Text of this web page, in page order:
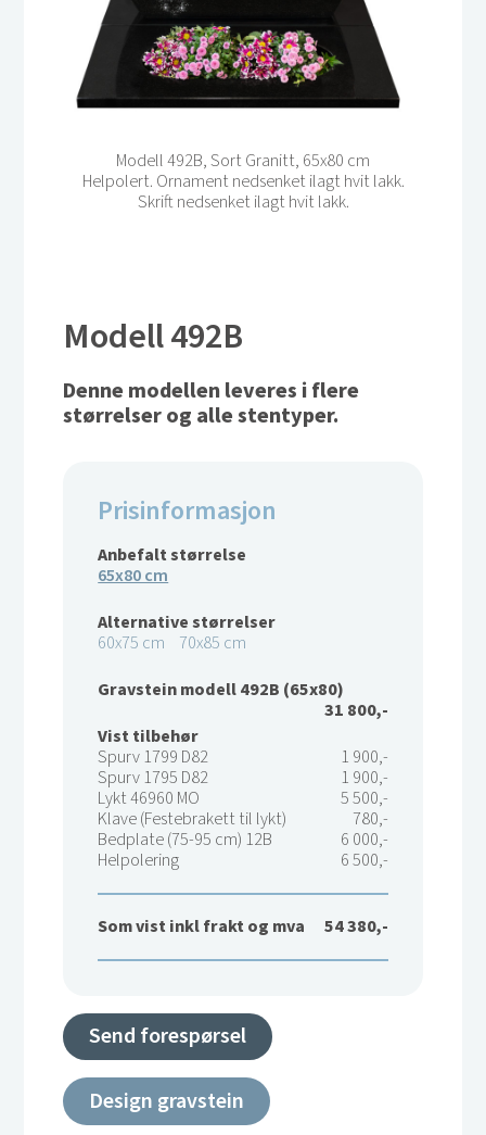
Modell 492B, Sort Granitt, 65x80 cm
Helpolert. Ornament nedsenket ilagt hvit lakk.
Skrift nedsenket ilagt hvit lakk.
Modell 492B
Denne modellen leveres i flere
størrelser og alle stentyper.
Prisinformasjon
Anbefalt størrelse
65x80 cm
Alternative størrelser
60x75 cm
70x85 cm
Gravstein modell 492B (65x80)
31 800,-
Vist tilbehør
Spurv 1799 D82
1 900,-
Spurv 1795 D82
1 900,-
Lykt 46960 MO
5 500,-
Klave (Festebrakett til lykt)
780,-
Bedplate (75-95 cm) 12B
6 000,-
Helpolering
6 500,-
Som vist inkl frakt og mva 54 380,-
Send forespørsel
Design gravstein